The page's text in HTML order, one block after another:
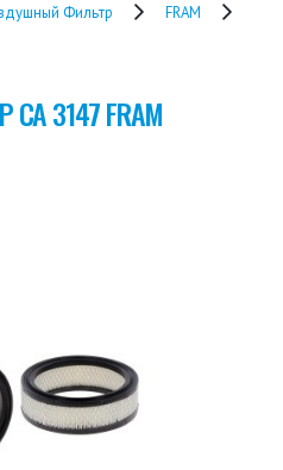
Фильтр
FRAM
CA 3147 FRAM